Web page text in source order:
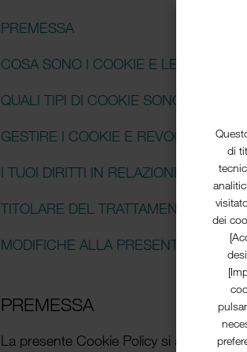
di
dei
PREMESSA
COSA SONO I COOKIE E LE ALTRE
QUALI TIPI DI COOKIE SONO
GESTIRE I COOKIE E REVOCARE IL
I TUOI DIRITTI IN RELAZIONE AL
TITOLARE DEL TRAT­TAMENTO E
MODIFICHE ALLA PRESENTE COOKIE
PREMESSA
La presente Cookie Policy si applica al